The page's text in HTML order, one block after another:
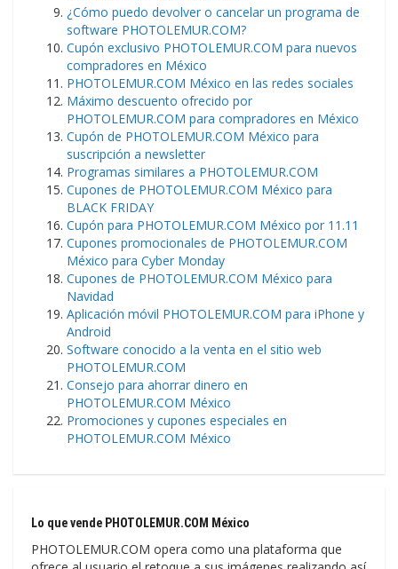
¿Cómo puedo devolver o cancelar un programa de
software PHOTOLEMUR.COM?
Cupón exclusivo PHOTOLEMUR.COM para nuevos
compradores en México
PHOTOLEMUR.COM México en las redes sociales
Máximo descuento ofrecido por
PHOTOLEMUR.COM para compradores en México
Cupón de PHOTOLEMUR.COM México para
suscripción a newsletter
Programas similares a PHOTOLEMUR.COM
Cupones de PHOTOLEMUR.COM México para
BLACK FRIDAY
Cupón para PHOTOLEMUR.COM México por 11.11
Cupones promocionales de PHOTOLEMUR.COM
México para Cyber Monday
Cupones de PHOTOLEMUR.COM México para
Navidad
Aplicación móvil PHOTOLEMUR.COM para iPhone y
Android
Software conocido a la venta en el sitio web
PHOTOLEMUR.COM
Consejo para ahorrar dinero en
PHOTOLEMUR.COM México
Promociones y cupones especiales en
PHOTOLEMUR.COM México
Lo que vende PHOTOLEMUR.COM México
PHOTOLEMUR.COM opera como una plataforma que